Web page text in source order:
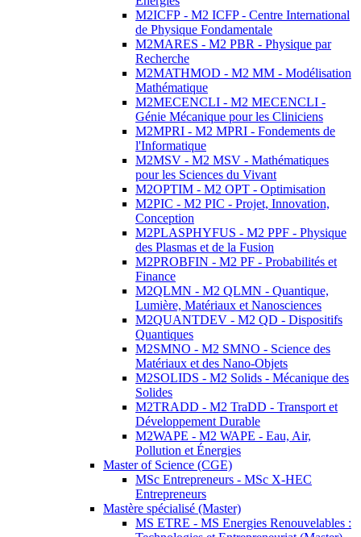
M2ICFP - M2 ICFP - Centre International
de Physique Fondamentale
M2MARES - M2 PBR - Physique par
Recherche
M2MATHMOD - M2 MM - Modélisation
Mathématique
M2MECENCLI - M2 MECENCLI -
Génie Mécanique pour les Cliniciens
M2MPRI - M2 MPRI - Fondements de
l'Informatique
M2MSV - M2 MSV - Mathématiques
pour les Sciences du Vivant
M2OPTIM - M2 OPT - Optimisation
M2PIC - M2 PIC - Projet, Innovation,
Conception
M2PLASPHYFUS - M2 PPF - Physique
des Plasmas et de la Fusion
M2PROBFIN - M2 PF - Probabilités et
Finance
M2QLMN - M2 QLMN - Quantique,
Lumière, Matériaux et Nanosciences
M2QUANTDEV - M2 QD - Dispositifs
Quantiques
M2SMNO - M2 SMNO - Science des
Matériaux et des Nano-Objets
M2SOLIDS - M2 Solids - Mécanique des
Solides
M2TRADD - M2 TraDD - Transport et
Développement Durable
M2WAPE - M2 WAPE - Eau, Air,
Pollution et Énergies
Master of Science (CGE)
MSc Entrepreneurs - MSc X-HEC
Entrepreneurs
Mastère spécialisé (Master)
MS ETRE - MS Energies Renouvelables :